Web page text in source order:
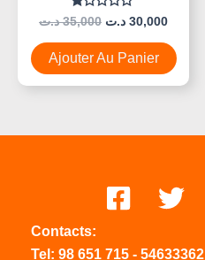
Note
0
Sur
5
35,000 د.ت 30,000 د.ت
Ajouter Au Panier
Contacts:
Tel: 98 651 715 - 54633362